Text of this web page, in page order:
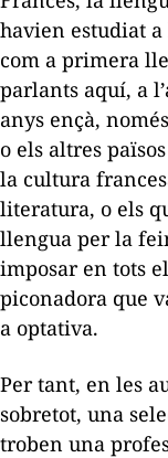
havien estudiat
com a primera
parlants aquí, a
anys ençà,
o els altres
la cultura
literatura, o els
llengua per la
imposar en tots
piconadora que
a optativa.
Per tant, en les
sobretot, una
troben una